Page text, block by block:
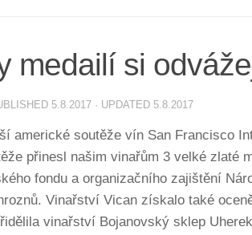
medailí si
5.8.2017 · UPDATED 5.8.2017
americké soutěže vín San Francisco
přinesl našim vinařům 3 velké zlaté
fondu a organizačního zajištění
Vinařství Vican získalo také
vinařství Bojanovský sklep